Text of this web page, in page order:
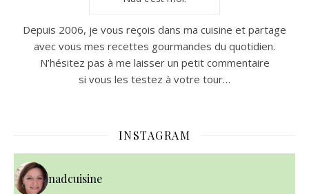
Depuis 2006, je vous reçois dans ma cuisine et partage
avec vous mes recettes gourmandes du quotidien.
N’hésitez pas à me laisser un petit commentaire
si vous les testez à votre tour…
INSTAGRAM
nadcuisine